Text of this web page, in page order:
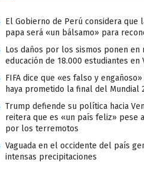
El Gobierno de Perú considera que
papa será «un bálsamo» para
Los daños por los sismos ponen en
educación de 18.000 estudiantes en
FIFA dice que «es falso y
haya prometido la final del Mundial
Trump defiende su política hacia
reitera que es «un país feliz» pese
por los terremotos
Vaguada en el occidente del país
intensas precipitaciones